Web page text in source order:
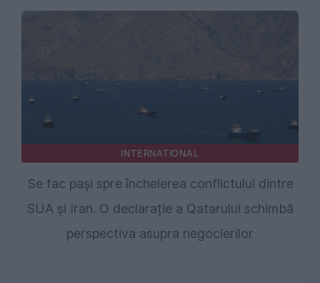
INTERNATIONAL
Se fac pași spre încheierea conflictului dintre
SUA și Iran. O declarație a Qatarului schimbă
perspectiva asupra negocierilor